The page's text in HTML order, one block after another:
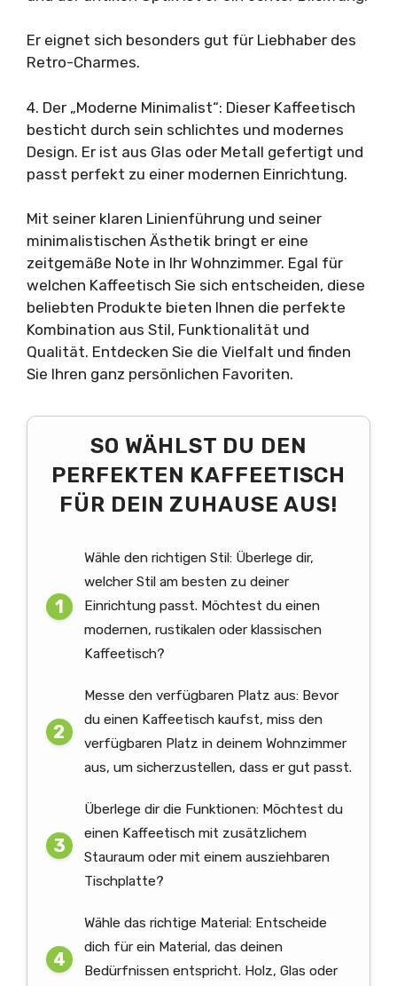
Er eignet sich besonders gut für Liebhaber des
Retro-Charmes.
4. Der „Moderne Minimalist“: Dieser Kaffeetisch
besticht durch sein schlichtes und modernes
Design. Er ist aus Glas oder Metall gefertigt und
passt perfekt zu einer modernen Einrichtung.
Mit seiner klaren Linienführung und seiner
minimalistischen Ästhetik bringt er eine
zeitgemäße Note in Ihr Wohnzimmer. Egal für
welchen Kaffeetisch Sie sich entscheiden, diese
beliebten Produkte bieten Ihnen die perfekte
Kombination aus Stil, Funktionalität und
Qualität. Entdecken Sie die Vielfalt und finden
Sie Ihren ganz persönlichen Favoriten.
SO WÄHLST DU DEN
PERFEKTEN KAFFEETISCH
FÜR DEIN ZUHAUSE AUS!
Wähle den richtigen Stil: Überlege dir,
welcher Stil am besten zu deiner
Einrichtung passt. Möchtest du einen
modernen, rustikalen oder klassischen
Kaffeetisch?
Messe den verfügbaren Platz aus: Bevor
du einen Kaffeetisch kaufst, miss den
verfügbaren Platz in deinem Wohnzimmer
aus, um sicherzustellen, dass er gut passt.
Überlege dir die Funktionen: Möchtest du
einen Kaffeetisch mit zusätzlichem
Stauraum oder mit einem ausziehbaren
Tischplatte?
Wähle das richtige Material: Entscheide
dich für ein Material, das deinen
Bedürfnissen entspricht. Holz, Glas oder